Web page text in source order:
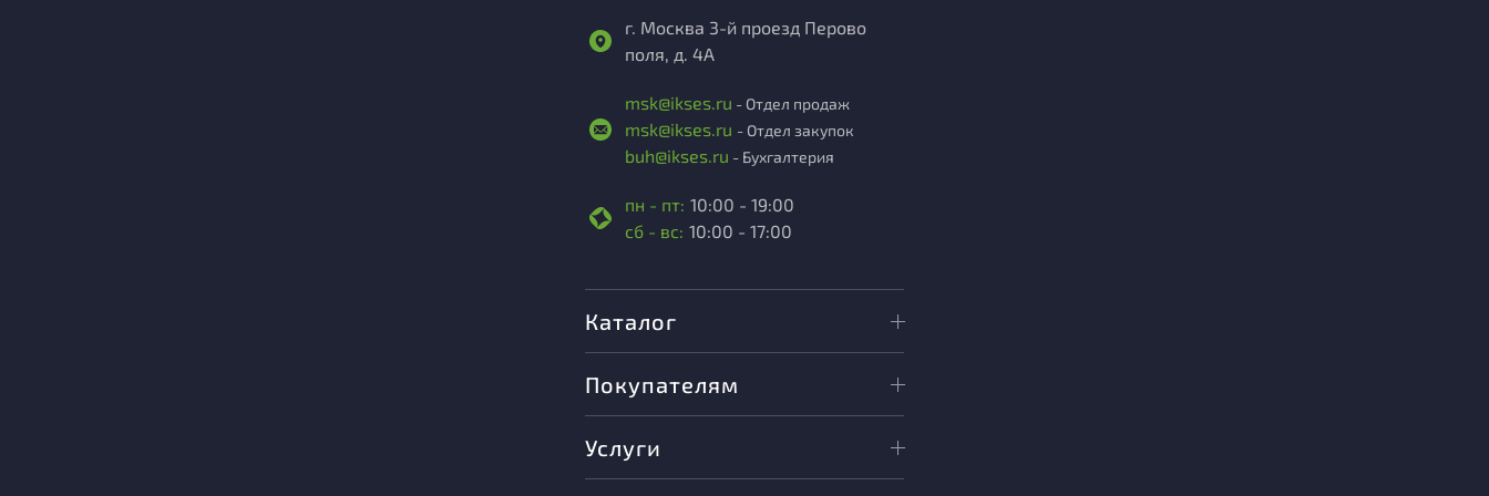
г. Москва 3-й проезд Перово
поля, д. 4А
msk@ikses.ru - Отдел продаж
msk@ikses.ru - Отдел закупок
buh@ikses.ru - Бухгалтерия
пн - пт: 10:00 - 19:00
сб - вс: 10:00 - 17:00
Каталог
Покупателям
Услуги